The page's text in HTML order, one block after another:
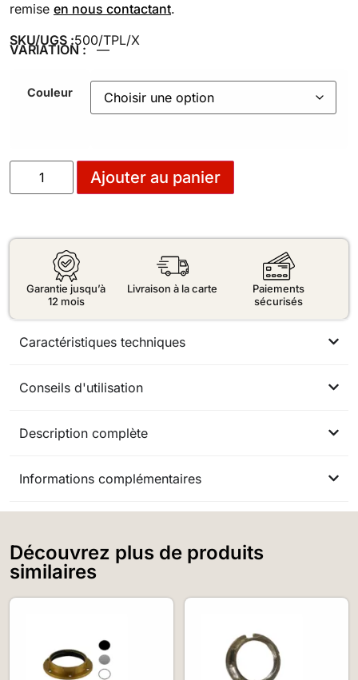
remise en nous contactant.
SKU/UGS :500/TPL/X
VARIATION : —
Couleur
Ajouter au panier
Garantie jusqu’à
12 mois
Livraison à la carte
Paiements
sécurisés
Caractéristiques techniques
Conseils d'utilisation
Description complète
Informations complémentaires
Découvrez plus de produits
similaires